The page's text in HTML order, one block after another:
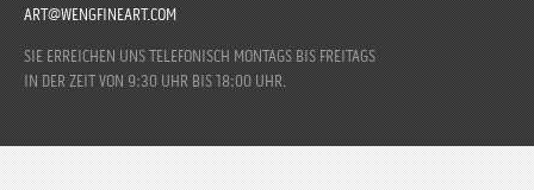
ART@WENGFINEART.COM
SIE ERREICHEN UNS TELEFONISCH MONTAGS BIS FREITAGS
IN DER ZEIT VON 9:30 UHR BIS 18:00 UHR.